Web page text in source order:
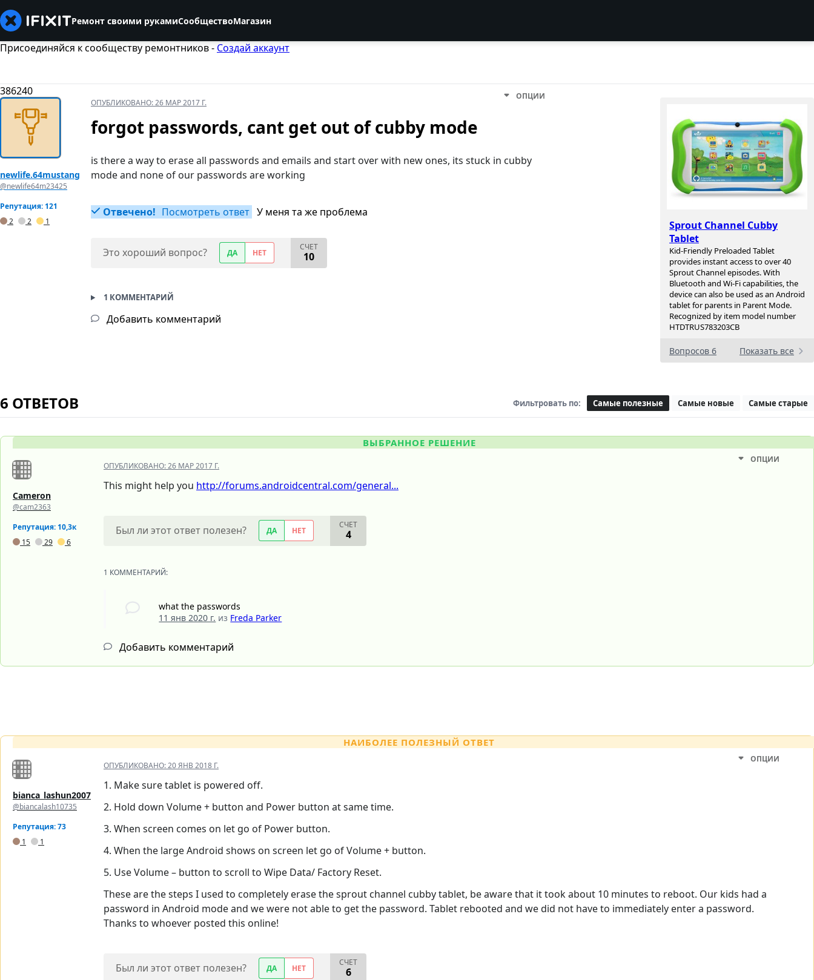
Ремонт своими рукамиСообществоМагазин
Присоединяйся к сообществу ремонтников - Создай аккаунт
386240
Sprout Channel Cubby
Tablet
Kid-Friendly Preloaded Tablet
provides instant access to over 40
Sprout Channel episodes. With
Bluetooth and Wi-Fi capabilities, the
device can also be used as an Android
tablet for parents in Parent Mode.
Recognized by item model number
HTDTRUS783203CB
Вопросов 6 Показать все
newlife.64mustang
@newlife64m23425
Репутация: 121
2
2 1
ОПУБЛИКОВАНО:26 МАР 2017 Г.
ОПЦИИ
forgot passwords, cant get out of cubby mode
is there a way to erase all passwords and emails and start over with new ones, its stuck in cubby
mode and none of our passwords are working
Отвечено! Посмотреть ответ У меня та же проблема
Это хороший вопрос? ДА НЕТ
СЧЕТ
10
1 КОММЕНТАРИЙ
Добавить комментарий
6 ОТВЕТОВ Фильтровать по: Самые полезные Самые новые Самые старые
ВЫБРАННОЕ РЕШЕНИЕ
Cameron
@cam2363
Репутация: 10,3к
15
29 6
ОПУБЛИКОВАНО:26 МАР 2017 Г.
ОПЦИИ
This might help you http://forums.androidcentral.com/general...
Был ли этот ответ полезен? ДА НЕТ
СЧЕТ
4
1 КОММЕНТАРИЙ:
what the passwords
11 янв 2020 г. из Freda Parker
Добавить комментарий
НАИБОЛЕЕ ПОЛЕЗНЫЙ ОТВЕТ
bianca_lashun2007
@biancalash10735
Репутация: 73
1
1
ОПУБЛИКОВАНО:20 ЯНВ 2018 Г.
ОПЦИИ
1. Make sure tablet is powered off.
2. Hold down Volume + button and Power button at same time.
3. When screen comes on let go of Power button.
4. When the large Android shows on screen let go of Volume + button.
5. Use Volume – button to scroll to Wipe Data/ Factory Reset.
These are the steps I used to completely erase the sprout channel cubby tablet, be aware that it took about 10 minutes to reboot. Our kids had a
password in Android mode and we were not able to get the password. Tablet rebooted and we did not have to immediately enter a password.
Thanks to whoever posted this online!
Был ли этот ответ полезен? ДА НЕТ
СЧЕТ
6